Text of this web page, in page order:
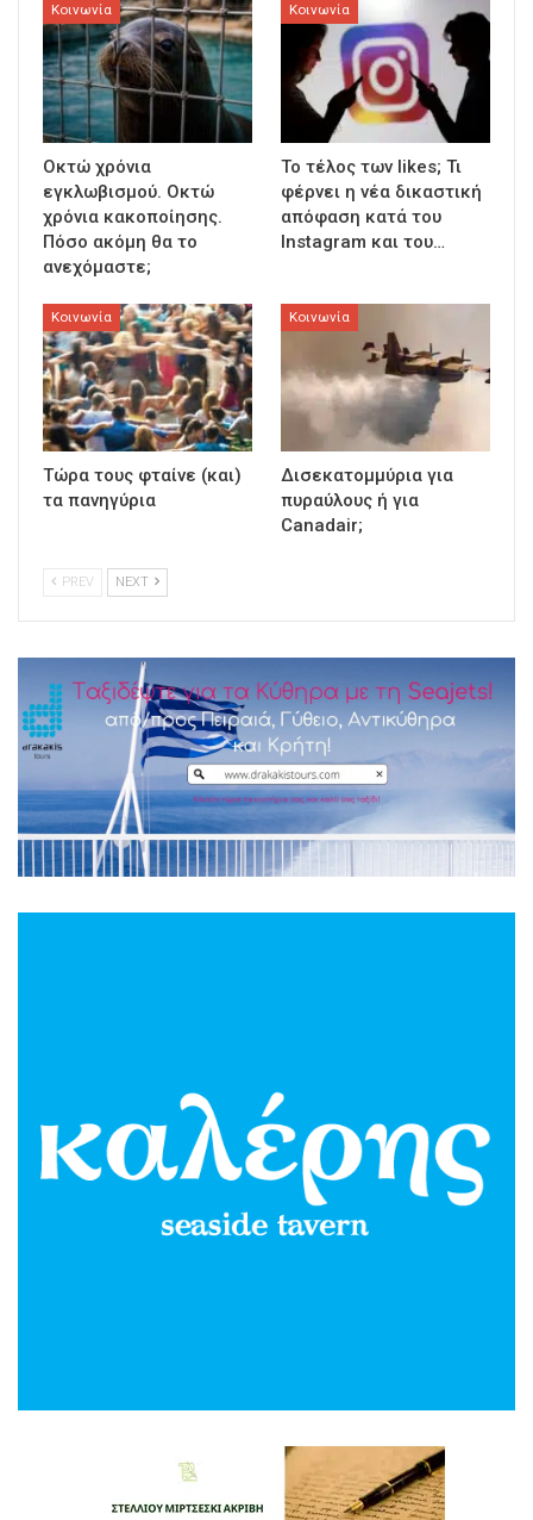
Κοινωνία
Οκτώ χρόνια
εγκλωβισμού. Οκτώ
χρόνια κακοποίησης.
Πόσο ακόμη θα το
ανεχόμαστε;
Κοινωνία
To τέλος των likes; Τι
φέρνει η νέα δικαστική
απόφαση κατά του
Instagram και του…
Κοινωνία
Τώρα τους φταίνε (και)
τα πανηγύρια
Κοινωνία
Δισεκατομμύρια για
πυραύλους ή για
Canadair;
PREV NEXT